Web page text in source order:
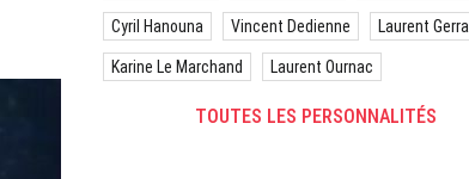
Cyril Hanouna Vincent Dedienne Laurent Gerra
Karine Le Marchand Laurent Ournac
TOUTES LES PERSONNALITÉS